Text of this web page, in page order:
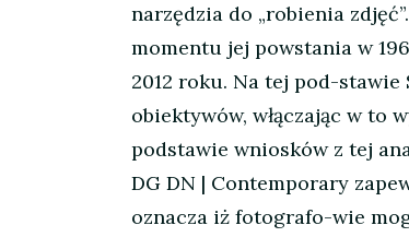
narzędzia do „robienia
momentu jej powstania w
2012 roku. Na tej pod-
obiektywów, włączając w to
podstawie wniosków z tej
DG DN | Contemporary
oznacza iż fotografo-wie